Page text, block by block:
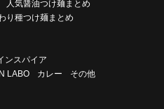
人気醤油つけ麺まとめ
り種つけ麺まとめ
ンスパイア
LABO カレー その他